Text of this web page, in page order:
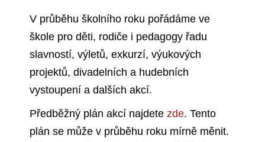
V průběhu školního roku pořádáme ve
škole pro děti, rodiče i pedagogy řadu
slavností, výletů, exkurzí, výukových
projektů, divadelních a hudebních
vystoupení a dalších akcí.
Předběžný plán akcí najdete zde. Tento
plán se může v průběhu roku mírně měnit.